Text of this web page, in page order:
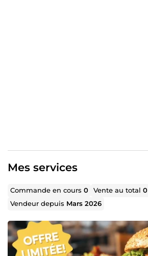
Mes services
Commande en cours0 Vente au total0
Vendeur depuis Mars 2026